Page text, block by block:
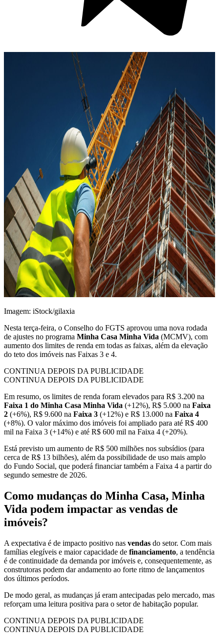
Imagem: iStock/gilaxia
Nesta terça-feira, o Conselho do FGTS aprovou uma nova rodada
de ajustes no programa Minha Casa Minha Vida (MCMV), com
aumento dos limites de renda em todas as faixas, além da elevação
do teto dos imóveis nas Faixas 3 e 4.
CONTINUA DEPOIS DA PUBLICIDADE
CONTINUA DEPOIS DA PUBLICIDADE
Em resumo, os limites de renda foram elevados para R$ 3.200 na
Faixa 1 do Minha Casa Minha Vida (+12%), R$ 5.000 na Faixa
2 (+6%), R$ 9.600 na Faixa 3 (+12%) e R$ 13.000 na Faixa 4
(+8%). O valor máximo dos imóveis foi ampliado para até R$ 400
mil na Faixa 3 (+14%) e até R$ 600 mil na Faixa 4 (+20%).
Está previsto um aumento de R$ 500 milhões nos subsídios (para
cerca de R$ 13 bilhões), além da possibilidade de uso mais amplo
do Fundo Social, que poderá financiar também a Faixa 4 a partir do
segundo semestre de 2026.
Como mudanças do Minha Casa, Minha
Vida podem impactar as vendas de
imóveis?
A expectativa é de impacto positivo nas vendas do setor. Com mais
famílias elegíveis e maior capacidade de financiamento, a tendência
é de continuidade da demanda por imóveis e, consequentemente, as
construtoras podem dar andamento ao forte ritmo de lançamentos
dos últimos períodos.
De modo geral, as mudanças já eram antecipadas pelo mercado, mas
reforçam uma leitura positiva para o setor de habitação popular.
CONTINUA DEPOIS DA PUBLICIDADE
CONTINUA DEPOIS DA PUBLICIDADE